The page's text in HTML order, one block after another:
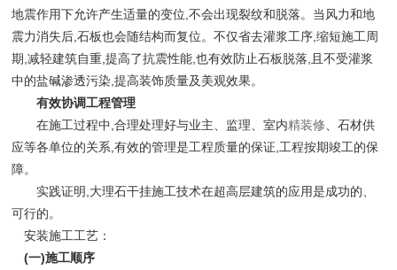
地震作用下允许产生适量的变位,不会出现裂纹和脱落。当风力和地
震力消失后,石板也会随结构而复位。不仅省去灌浆工序,缩短施工周
期,减轻建筑自重,提高了抗震性能,也有效防止石板脱落,且不受灌浆
中的盐碱渗透污染,提高装饰质量及美观效果。
有效协调工程管理
在施工过程中,合理处理好与业主、监理、室内精装修 、石材供
应等各单位的关系,有效的管理是工程质量的保证,工程按期竣工的保
障。
实践证明,大理石干挂施工技术在超高层建筑的应用是成功的、
可行的。
安装施工工艺：
(一)施工顺序